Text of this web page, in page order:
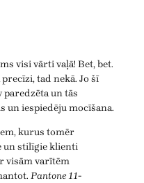
visi vārti vaļā! Bet, bet.
tad nekā. Jo šī
un tās
un iespiedēju mocīšana.
kurus tomēr
stilīgie klienti
visām varītēm
Pantone 11-